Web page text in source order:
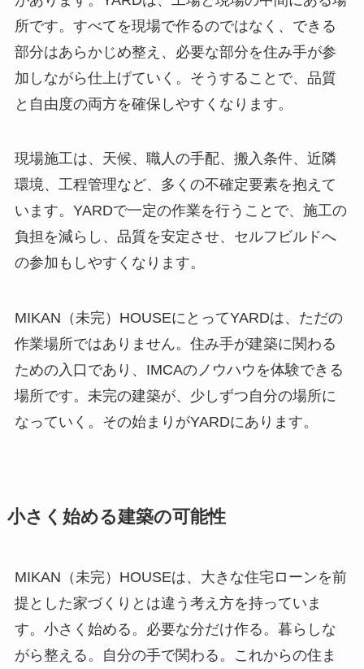
所です。すべてを現場で作るのではなく、できる
部分はあらかじめ整え、必要な部分を住み手が参
加しながら仕上げていく。そうすることで、品質
と自由度の両方を確保しやすくなります。
現場施工は、天候、職人の手配、搬入条件、近隣
環境、工程管理など、多くの不確定要素を抱えて
います。YARDで一定の作業を行うことで、施工の
負担を減らし、品質を安定させ、セルフビルドへ
の参加もしやすくなります。
MIKAN（未完）HOUSEにとってYARDは、ただの
作業場所ではありません。住み手が建築に関わる
ための入口であり、IMCAのノウハウを体験できる
場所です。未完の建築が、少しずつ自分の場所に
なっていく。その始まりがYARDにあります。
小さく始める建築の可能性
MIKAN（未完）HOUSEは、大きな住宅ローンを前
提とした家づくりとは違う考え方を持っていま
す。小さく始める。必要な分だけ作る。暮らしな
がら整える。自分の手で関わる。これからの住ま